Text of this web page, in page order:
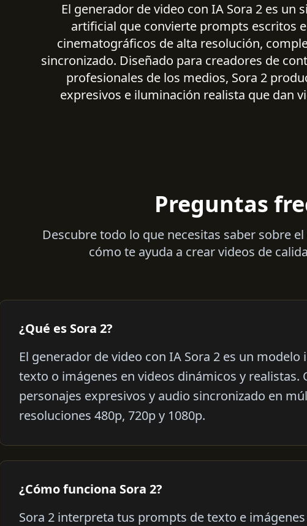
El generador de video con IA Sora 2 es un
artificial que convierte prompts escritos
cinematográficos de alta resolución,
sincronizado. Diseñado para creadores de
profesionales de los medios, Sora 2
expresivos e iluminación realista que dan
Preguntas
Descubre todo lo que necesitas saber sobre
cómo te ayuda a crear videos de
¿Qué es Sora 2?
El generador de video con IA Sora 2 es un
texto o imágenes en videos dinámicos y
personajes expresivos y audio sincronizado en
resoluciones 480p, 720p y 1080p.
¿Cómo funciona Sora 2?
Sora 2 interpreta tus prompts de texto e